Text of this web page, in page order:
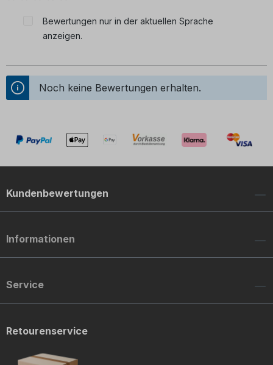
Bewertungen nur in der aktuellen Sprache
anzeigen.
Noch keine Bewertungen erhalten.
Kundenbewertungen
Informationen
Service
Retourenservice